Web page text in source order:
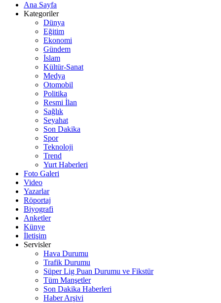
Ana Sayfa
Kategoriler
Dünya
Eğitim
Ekonomi
Gündem
İslam
Kültür-Sanat
Medya
Otomobil
Politika
Resmi İlan
Sağlık
Seyahat
Son Dakika
Spor
Teknoloji
Trend
Yurt Haberleri
Foto Galeri
Video
Yazarlar
Röportaj
Biyografi
Anketler
Künye
İletişim
Servisler
Hava Durumu
Trafik Durumu
Süper Lig Puan Durumu ve Fikstür
Tüm Manşetler
Son Dakika Haberleri
Haber Arşivi